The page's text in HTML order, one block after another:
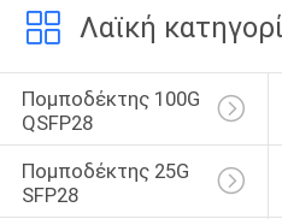
Λαϊκή
Πομποδέκτης 100G
QSFP28
Πομποδέκτης 25G
SFP28